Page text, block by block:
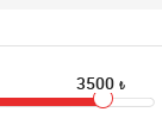
3500₺